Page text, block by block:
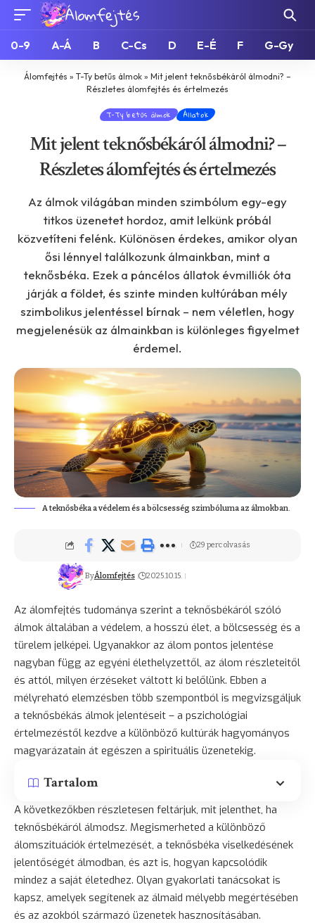
0-9 A-Á B C-Cs D E-É F G-Gy
Álomfejtés » T-Ty betűs álmok » Mit jelent teknősbékáról álmodni? –
Részletes álomfejtés és értelmezés
T-Ty betűs álmok Állatok
Mit jelent teknősbékáról álmodni? –
Részletes álomfejtés és értelmezés
Az álmok világában minden szimbólum egy-egy
titkos üzenetet hordoz, amit lelkünk próbál
közvetíteni felénk. Különösen érdekes, amikor olyan
ősi lénnyel találkozunk álmainkban, mint a
teknősbéka. Ezek a páncélos állatok évmilliók óta
járják a földet, és szinte minden kultúrában mély
szimbolikus jelentéssel bírnak – nem véletlen, hogy
megjelenésük az álmainkban is különleges figyelmet
érdemel.
A teknősbéka a védelem és a bölcsesség szimbóluma az álmokban.
ByÁlomfejtés 2025.10.15.
29 perc olvasás
Az álomfejtés tudománya szerint a teknősbékáról szóló
álmok általában a védelem, a hosszú élet, a bölcsesség és a
türelem jelképei. Ugyanakkor az álom pontos jelentése
nagyban függ az egyéni élethelyzettől, az álom részleteitől
és attól, milyen érzéseket váltott ki belőlünk. Ebben a
mélyreható elemzésben több szempontból is megvizsgáljuk
a teknősbékás álmok jelentéseit – a pszichológiai
értelmezéstől kezdve a különböző kultúrák hagyományos
magyarázatain át egészen a spirituális üzenetekig.
Tartalom
A következőkben részletesen feltárjuk, mit jelenthet, ha
teknősbékáról álmodsz. Megismerheted a különböző
álomszituációk értelmezését, a teknősbéka viselkedésének
jelentőségét álmodban, és azt is, hogyan kapcsolódik
mindez a saját életedhez. Olyan gyakorlati tanácsokat is
kapsz, amelyek segítenek az álmaid mélyebb megértésében
és az azokból származó üzenetek hasznosításában.